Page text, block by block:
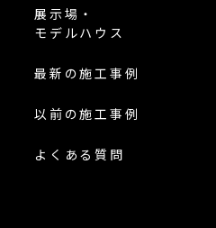
展示場・
モデルハウス
最新の施工事例
以前の施工事例
よくある質問